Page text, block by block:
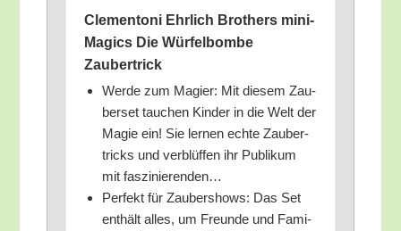
Cle­men­to­ni Ehr­lich Brot­hers mini­
Ma­gics Die Wür­fel­bom­be
Zaubertrick
Wer­de zum Magi­er: Mit die­sem Zau­
ber­set tau­chen Kin­der in die Welt der
Magie ein! Sie ler­nen ech­te Zau­ber­
tricks und ver­blüf­fen ihr Publi­kum
mit faszinierenden…
Per­fekt für Zau­ber­shows: Das Set
ent­hält alles, um Freun­de und Fami­